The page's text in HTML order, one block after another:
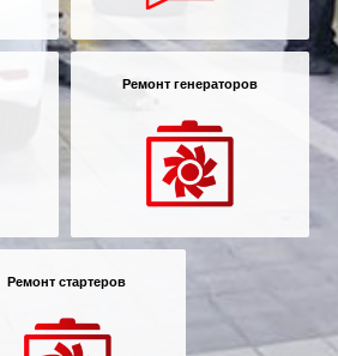
Ремонт генераторов
Ремонт стартеров